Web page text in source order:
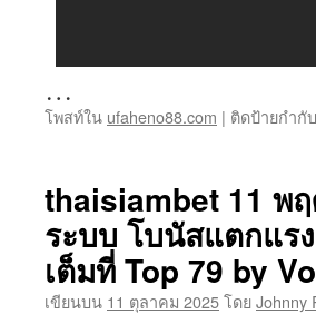
…
โพสท์ใน ufaheno88.com | ติดป้ายกำกับ
thaisiambet 11 พ
ระบบ โบนัสแตกแร
เต็มที่ Top 79 by
เขียนบน 11 ตุลาคม 2025โดยJohnny